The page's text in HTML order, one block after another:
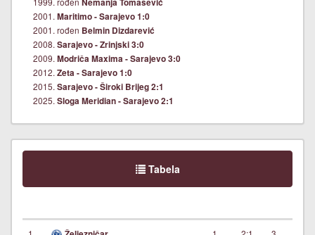
Nemanja Tomašević
2001. Maritimo - Sarajevo 1:0
2001. rođen Belmin Dizdarević
2008. Sarajevo - Zrinjski 3:0
2009. Modriča Maxima - Sarajevo 3:0
2012. Zeta - Sarajevo 1:0
2015. Sarajevo - Široki Brijeg 2:1
2025. Sloga Meridian - Sarajevo 2:1
Tabela